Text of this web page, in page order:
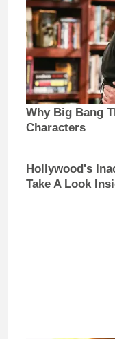
Why Big Bang
Characters
Hollywood's
Take A Look